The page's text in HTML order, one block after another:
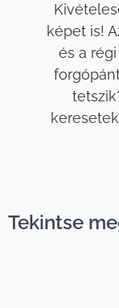
képet is!
és a
Tekintse